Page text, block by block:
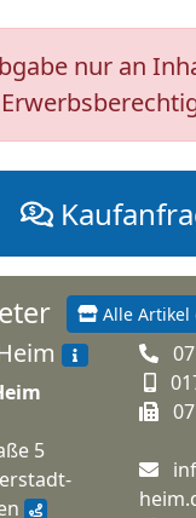
nur an
Alle Artikel
5